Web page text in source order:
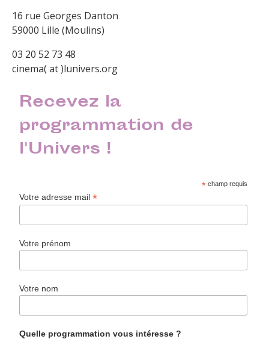
16 rue Georges Danton
59000 Lille (Moulins)
03 20 52 73 48
cinema( at )lunivers.org
Recevez la
programmation de
l'Univers !
* champ requis
Votre adresse mail*
Votre prénom
Votre nom
Quelle programmation vous intéresse ?